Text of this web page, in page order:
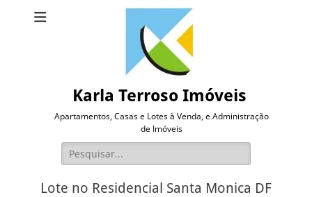
Karla Terroso Imóveis
Apartamentos, Casas e Lotes à Venda, e Administração
de Imóveis
Pesquisar
por:
Lote no Residencial Santa Monica DF